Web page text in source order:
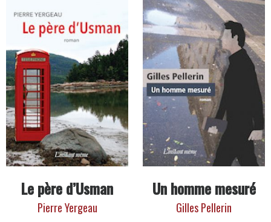
Le père d’Usman
Pierre Yergeau
Un homme mesuré
Gilles Pellerin